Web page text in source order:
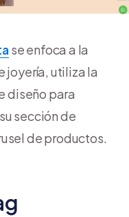
se enfoca a la
joyería, utiliza la
diseño para
sección de
de productos.